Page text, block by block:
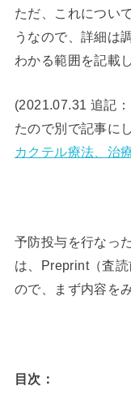
ただ、これについ
うなので、詳細は
わかる範囲を記載
(2021.07.31 追記
たので別で記事に
カクテル療法、治
予防投与を行なっ
は、Preprint（査
ので、まず内容を
目次：